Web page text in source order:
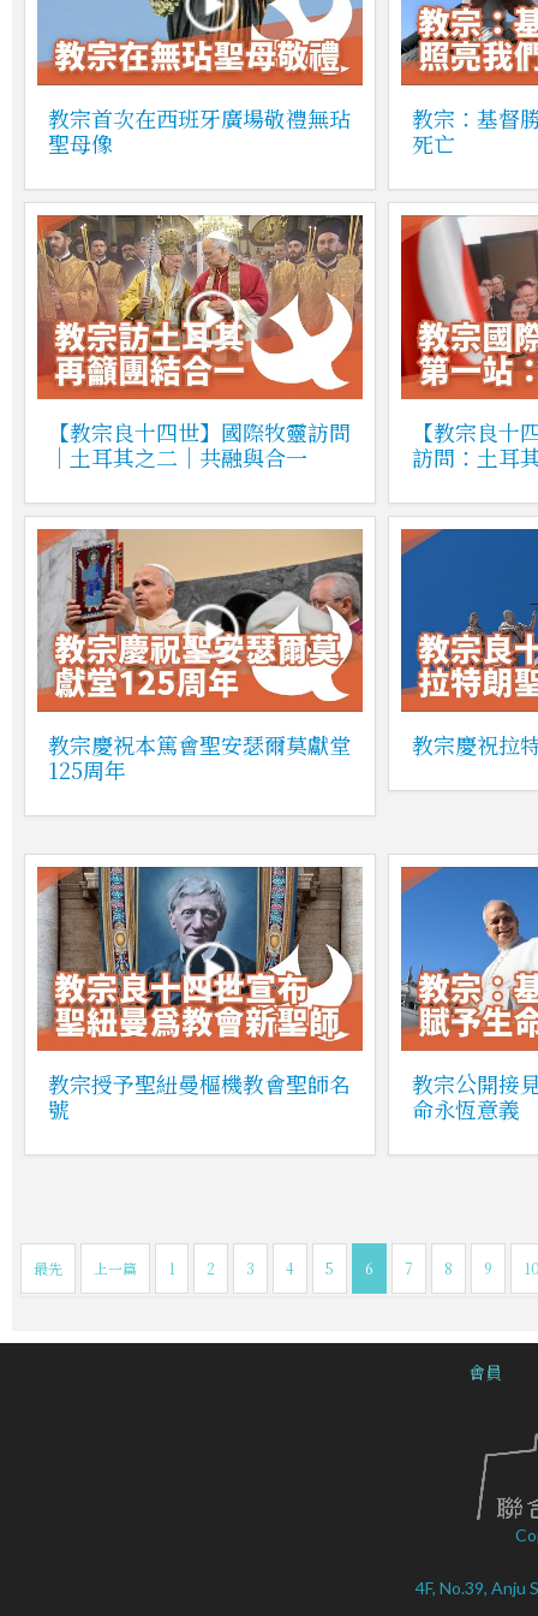
教宗首次在西班牙廣場敬禮無玷
聖母像
教宗：基督
死亡
【教宗良十四世】國際牧靈訪問
｜土耳其之二｜共融與合一
【教宗良十
訪問：土耳
教宗慶祝本篤會聖安瑟爾莫獻堂
125周年
教宗慶祝拉
教宗授予聖紐曼樞機教會聖師名
號
教宗公開接
命永恆意義
最先 上一篇 1 2 3 4 5 6 7 8 9
會員
4F, No.39, Anju